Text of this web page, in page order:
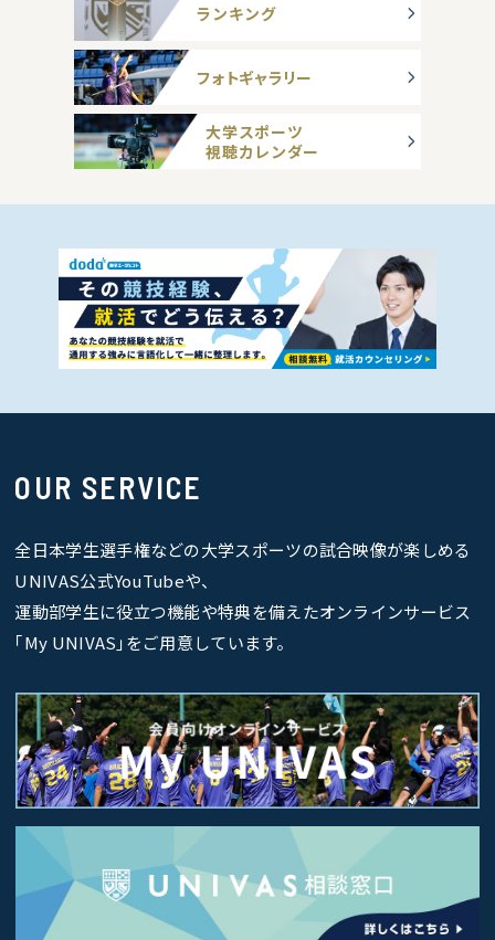
ランキング
フォトギャラリー
大学スポーツ
視聴カレンダー
OUR SERVICE
全日本学生選手権などの大学スポーツの試合映像が楽しめる
UNIVAS公式YouTubeや、
運動部学生に役立つ機能や特典を備えたオンラインサービス
｢My UNIVAS｣をご用意しています。